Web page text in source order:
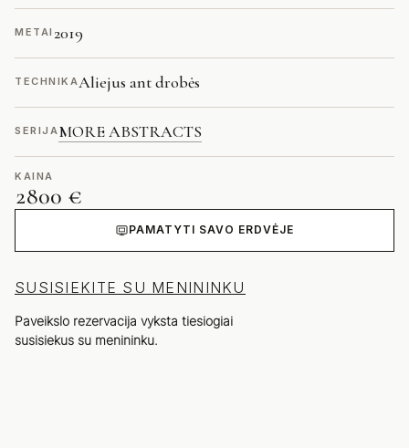
METAI 2019
TECHNIKAAliejus ant drobės
SERIJAMORE ABSTRACTS
KAINA
2800 €
PAMATYTI SAVO ERDVĖJE
SUSISIEKITE SU MENININKU
Paveikslo rezervacija vyksta tiesiogiai
susisiekus su menininku.